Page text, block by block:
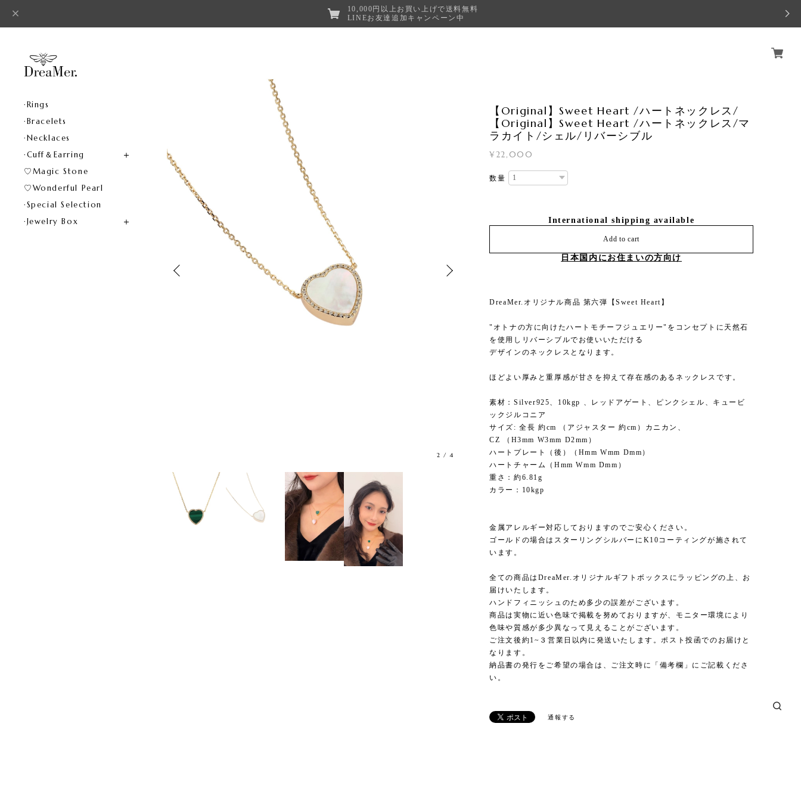
10,000円以上お買い上げで送料無料
LINEお友達追加キャンペーン中
·Rings
·Bracelets
·Necklaces
·Cuff＆Earring
♡Magic Stone
♡Wonderful Pearl
·Special Selection
·Jewelry Box
2 /4
【Original】Sweet Heart /ハートネックレス/
【Original】Sweet Heart /ハートネックレス/マ
ラカイト/シェル/リバーシブル
¥22,000
数量
International shipping available
Add to cart
日本国内にお住まいの方向け
DreaMer.オリジナル商品 第六弾【Sweet Heart】
"オトナの方に向けたハートモチーフジュエリー"をコンセプトに天然石
を使用しリバーシブルでお使いいただける
デザインのネックレスとなります。
ほどよい厚みと重厚感が甘さを抑えて存在感のあるネックレスです。
素材：Silver925、10kgp 、レッドアゲート、ピンクシェル、キュービ
ックジルコニア
サイズ: 全長 約cm （アジャスター 約cm）カニカン、
CZ （H3mm W3mm D2mm）
ハートプレート（後）（Hmm Wmm Dmm）
ハートチャーム（Hmm Wmm Dmm）
重さ：約6.81g
カラー：10kgp
金属アレルギー対応しておりますのでご安心ください。
ゴールドの場合はスターリングシルバーにK10コーティングが施されて
います。
全ての商品はDreaMer.オリジナルギフトボックスにラッピングの上、お
届けいたします。
ハンドフィニッシュのため多少の誤差がございます。
商品は実物に近い色味で掲載を努めておりますが、モニター環境により
色味や質感が多少異なって見えることがございます。
ご注文後約1~３営業日以内に発送いたします。ポスト投函でのお届けと
なります。
納品書の発行をご希望の場合は、ご注文時に「備考欄」にご記載くださ
い。
通報する